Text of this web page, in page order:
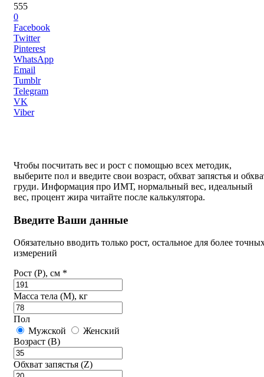
555
0
Facebook
Twitter
Pinterest
WhatsApp
Email
Tumblr
Telegram
VK
Viber
Чтобы посчитать вес и рост с помощью всех методик,
выберите пол и введите свои возраст, обхват запястья и
груди. Информация про ИМТ, нормальный вес, идеальный
вес, процент жира читайте после калькулятора.
Введите Ваши данные
Обязательно вводить только рост, остальное для более
измерений
Рост (P), см *
Масса тела (M), кг
Пол
Мужской
Женский
Возраст (B)
Обхват запястья (Z)